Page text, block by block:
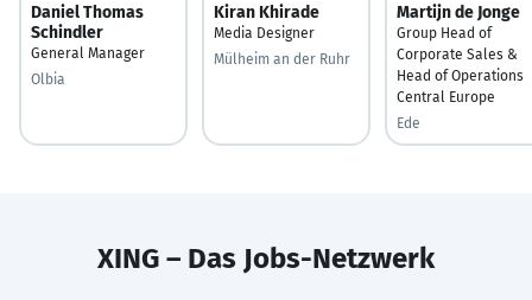
Daniel Thomas
Schindler
General Manager
Olbia
Kiran Khirade
Media Designer
Mülheim an der Ruhr
Martijn de Jonge
Group Head of
Corporate Sales &
Head of Operations
Central Europe
Ede
XING – Das Jobs-Netzwerk